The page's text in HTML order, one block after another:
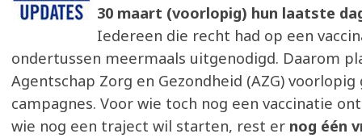
30 maart (voorlopig) hun laatste
Iedereen die recht had op een
ondertussen meermaals uitgenodigd. Daarom
Agentschap Zorg en Gezondheid (AZG)
campagnes. Voor wie toch nog een vaccinatie
wie nog een traject wil starten, rest er nog één